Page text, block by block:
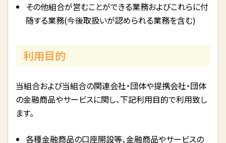
その他組合が営むことができる業務およびこれらに付
随する業務(今後取扱いが認められる業務を含む)
利用目的
当組合および当組合の関連会社・団体や提携会社・団体
の金融商品やサービスに関し、下記利用目的で利用致し
ます。
各種金融商品の口座開設等、金融商品やサービスの